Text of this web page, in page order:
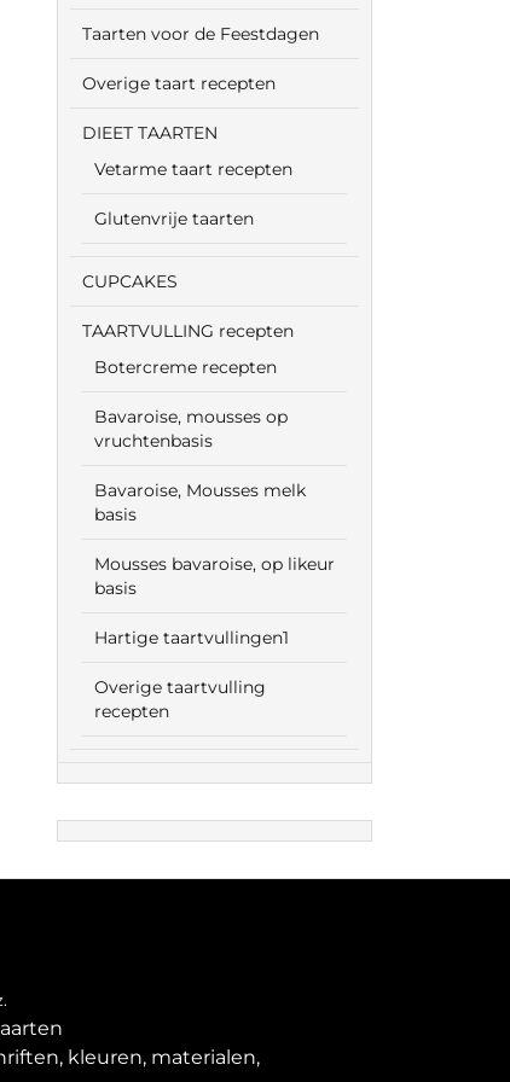
Taarten voor de Feestdagen
Overige taart recepten
DIEET TAARTEN
Vetarme taart recepten
Glutenvrije taarten
CUPCAKES
TAARTVULLING recepten
Botercreme recepten
Bavaroise, mousses op
vruchtenbasis
Bavaroise, Mousses melk
basis
Mousses bavaroise, op likeur
basis
Hartige taartvullingen1
Overige taartvulling
recepten
kleuren, materialen,